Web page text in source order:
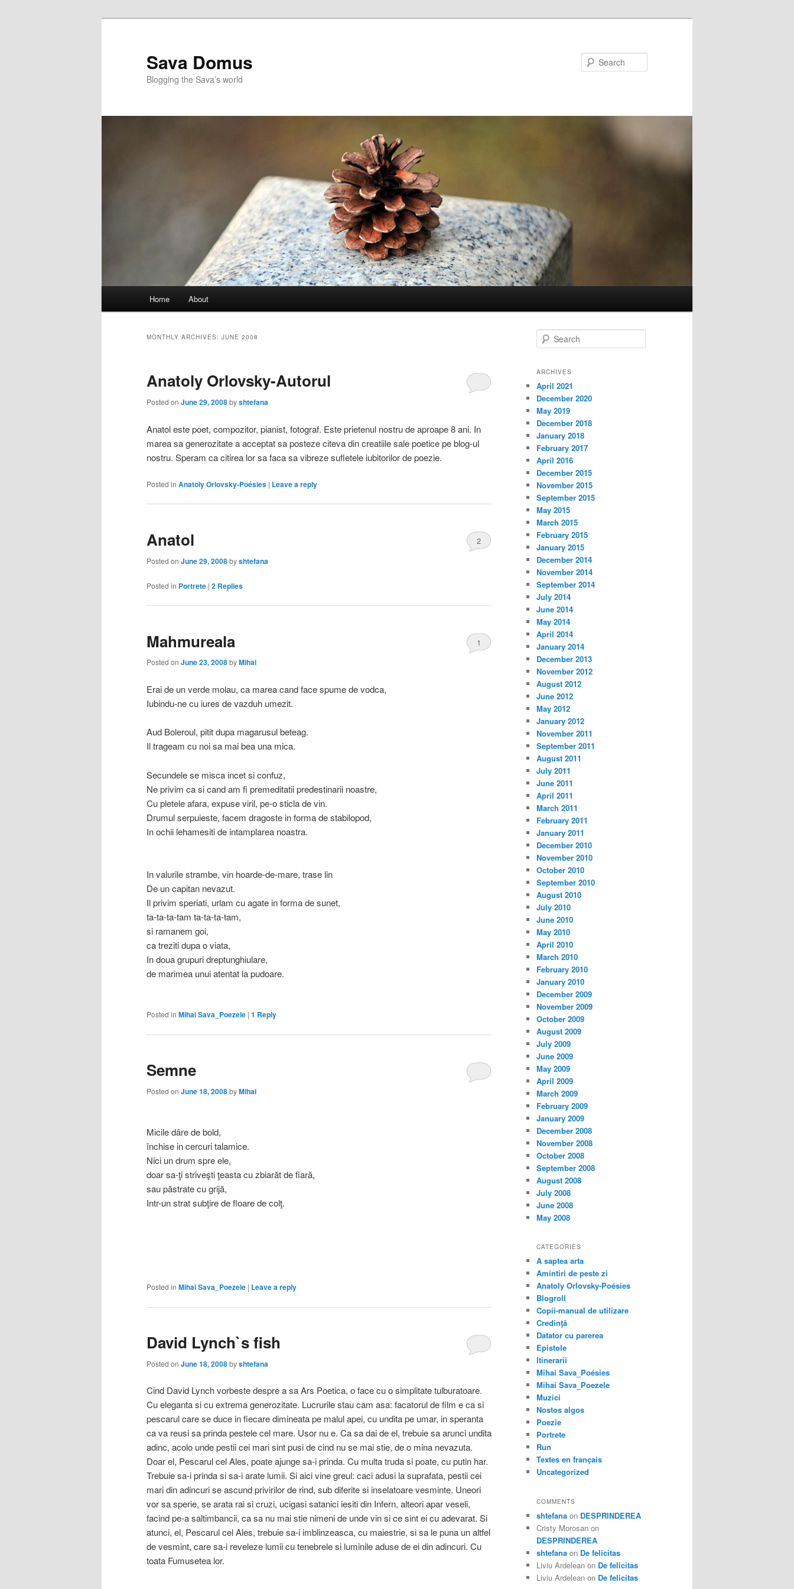
Sava Domus
Blogging the Sava’s world
Home About
MONTHLY ARCHIVES: JUNE 2008
Anatoly Orlovsky-Autorul
Posted on June 29, 2008byshtefana
Anatol este poet, compozitor, pianist, fotograf. Este prietenul nostru de aproape 8 ani. In
marea sa generozitate a acceptat sa posteze citeva din creatiile sale poetice pe blog-ul
nostru. Speram ca citirea lor sa faca sa vibreze sufletele iubitorilor de poezie.
Posted in Anatoly Orlovsky-Poésies | Leave a reply
Anatol
Posted on June 29, 2008byshtefana
2
Posted in Portrete | 2 Replies
Mahmureala
Posted on June 23, 2008byMihai
1
Erai de un verde molau, ca marea cand face spume de vodca,
Iubindu-ne cu iures de vazduh umezit.
Aud Boleroul, pitit dupa magarusul beteag.
Il trageam cu noi sa mai bea una mica.
Secundele se misca incet si confuz,
Ne privim ca si cand am fi premeditatii predestinarii noastre,
Cu pletele afara, expuse viril, pe-o sticla de vin.
Drumul serpuieste, facem dragoste in forma de stabilopod,
In ochii lehamesiti de intamplarea noastra.
In valurile strambe, vin hoarde-de-mare, trase lin
De un capitan nevazut.
Il privim speriati, urlam cu agate in forma de sunet,
ta-ta-ta-tam ta-ta-ta-tam,
si ramanem goi,
ca treziti dupa o viata,
In doua grupuri dreptunghiulare,
de marimea unui atentat la pudoare.
Posted in Mihai Sava_Poezele | 1 Reply
Semne
Posted on June 18, 2008byMihai
Micile dâre de bold,
închise in cercuri talamice.
Nici un drum spre ele,
doar sa-ţi striveşti ţeasta cu zbiarăt de fiară,
sau păstrate cu grijă,
Intr-un strat subţire de floare de colţ.
Posted in Mihai Sava_Poezele | Leave a reply
David Lynch`s fish
Posted on June 18, 2008byshtefana
Cind David Lynch vorbeste despre a sa Ars Poetica, o face cu o simplitate tulburatoare.
Cu eleganta si cu extrema generozitate. Lucrurile stau cam asa: facatorul de film e ca si
pescarul care se duce in fiecare dimineata pe malul apei, cu undita pe umar, in speranta
ca va reusi sa prinda pestele cel mare. Usor nu e. Ca sa dai de el, trebuie sa arunci undita
adinc, acolo unde pestii cei mari sint pusi de cind nu se mai stie, de o mina nevazuta.
Doar el, Pescarul cel Ales, poate ajunge sa-i prinda. Cu multa truda si poate, cu putin har.
Trebuie sa-i prinda si sa-i arate lumii. Si aici vine greul: caci adusi la suprafata, pestii cei
mari din adincuri se ascund privirilor de rind, sub diferite si inselatoare vesminte. Uneori
vor sa sperie, se arata rai si cruzi, ucigasi satanici iesiti din Infern, alteori apar veseli,
facind pe-a saltimbancii, ca sa nu mai stie nimeni de unde vin si ce sint ei cu adevarat. Si
atunci, el, Pescarul cel Ales, trebuie sa-i imblinzeasca, cu maiestrie, si sa le puna un altfel
de vesmint, care sa-i reveleze lumii cu tenebrele si luminile aduse de ei din adincuri. Cu
toata Fumusetea lor.
e
r
h
ARCHIVES
April 2021
December 2020
May 2019
December 2018
January 2018
February 2017
April 2016
December 2015
November 2015
September 2015
May 2015
March 2015
February 2015
January 2015
December 2014
November 2014
September 2014
July 2014
June 2014
May 2014
April 2014
January 2014
December 2013
November 2012
August 2012
June 2012
May 2012
January 2012
November 2011
September 2011
August 2011
July 2011
June 2011
April 2011
March 2011
February 2011
January 2011
December 2010
November 2010
October 2010
September 2010
August 2010
July 2010
June 2010
May 2010
April 2010
March 2010
February 2010
January 2010
December 2009
November 2009
October 2009
August 2009
July 2009
June 2009
May 2009
April 2009
March 2009
February 2009
January 2009
December 2008
November 2008
October 2008
September 2008
August 2008
July 2008
June 2008
May 2008
CATEGORIES
A saptea arta
Amintiri de peste zi
Anatoly Orlovsky-Poésies
Blogroll
Copii-manual de utilizare
Credinţă
Datator cu parerea
Epistole
Itinerarii
Mihai Sava_Poésies
Mihai Sava_Poezele
Muzici
Nostos algos
Poezie
Portrete
Run
Textes en français
Uncategorized
COMMENTS
shtefana on DESPRINDEREA
Cristy Morosan on
DESPRINDEREA
shtefana on De felicitas
Liviu Ardelean on De felicitas
Liviu Ardelean on De felicitas